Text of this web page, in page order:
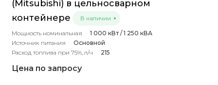
(Mitsubishi) в цельносварном
контейнере
В наличии
Мощность номинальная
1 000 кВт / 1 250 кВА
Источник питания
Основной
Расход топлива при 75%, л/ч
215
Цена по запросу